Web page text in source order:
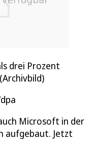
drei Prozent
Microsoft in der
aufgebaut. Jetzt